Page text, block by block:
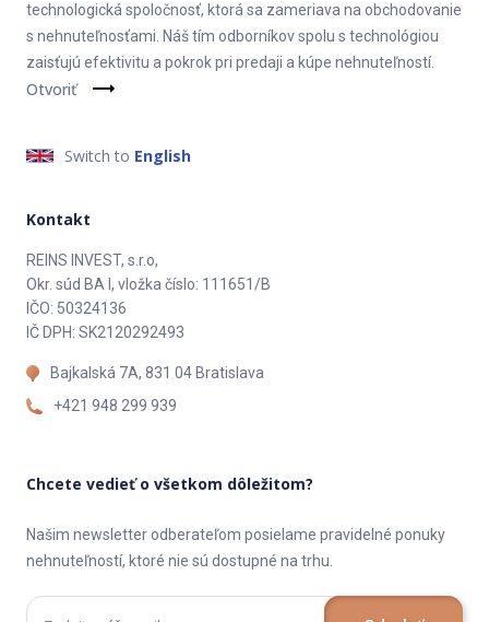
technologická spoločnosť, ktorá sa zameriava na obchodovanie
s nehnuteľnosťami. Náš tím odborníkov spolu s technológiou
zaisťujú efektivitu a pokrok pri predaji a kúpe nehnuteľností.
Otvoriť
Switch to English
Kontakt
REINS INVEST, s.r.o,
Okr. súd BA I, vložka číslo: 111651/B
IČO: 50324136
IČ DPH: SK2120292493
Bajkalská 7A, 831 04 Bratislava
+421 948 299 939
Chcete vedieť o všetkom dôležitom?
Našim newsletter odberateľom posielame pravidelné ponuky
nehnuteľností, ktoré nie sú dostupné na trhu.